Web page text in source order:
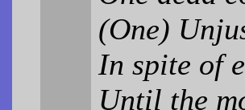
(One)
In spite of
Until the